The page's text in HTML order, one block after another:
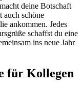
deine Botschaft
auch schöne
ankommen. Jedes
schaffst du eine
ins neue Jahr
für Kollegen